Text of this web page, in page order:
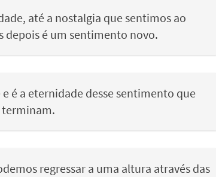
até a nostalgia que sentimos ao
depois é um sentimento novo.
é a eternidade desse sentimento que
terminam.
regressar a uma altura através das